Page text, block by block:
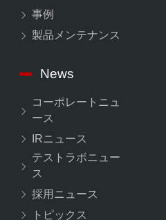
事例
製品メンテナンス
News
コーポレートニュ
ース
IRニュース
テストラボニュー
ス
採用ニュース
トピックス